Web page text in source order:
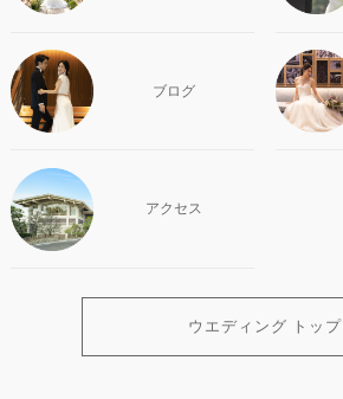
ブログ
アクセス
ウエディング トップ